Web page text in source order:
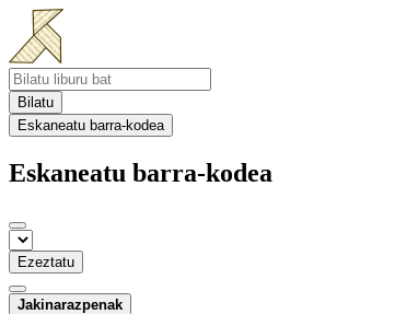
Bilatu
Eskaneatu barra-kodea
Eskaneatu barra-kodea
Ezeztatu
Jakinarazpenak